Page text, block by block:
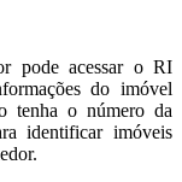
pode acessar o RI
do imóvel
tenha o número da
identificar imóveis